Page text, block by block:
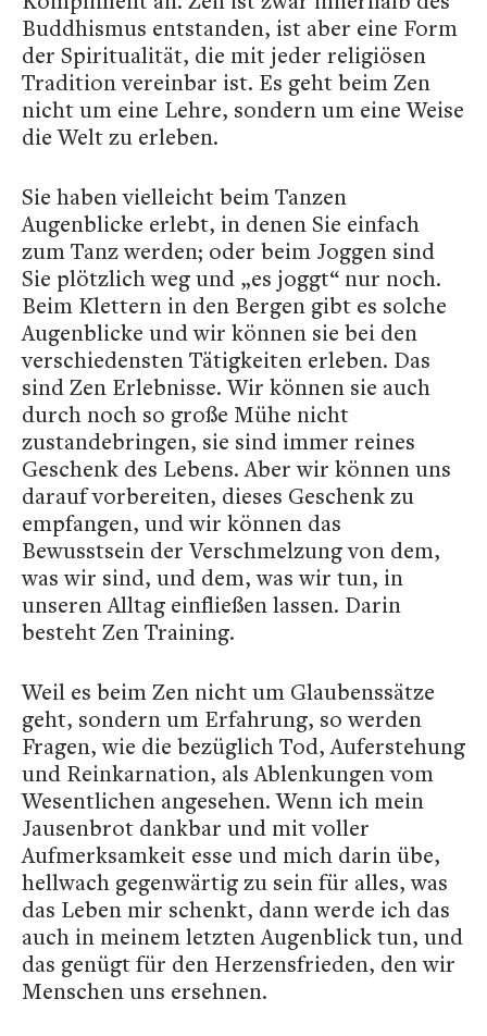
Buddhismus entstanden, ist aber eine Form
der Spiritualität, die mit jeder religiösen
Tradition vereinbar ist. Es geht beim Zen
nicht um eine Lehre, sondern um eine Weise
die Welt zu erleben.
Sie haben vielleicht beim Tanzen
Augenblicke erlebt, in denen Sie einfach
zum Tanz werden; oder beim Joggen sind
Sie plötzlich weg und „es joggt“ nur noch.
Beim Klettern in den Bergen gibt es solche
Augenblicke und wir können sie bei den
verschiedensten Tätigkeiten erleben. Das
sind Zen Erlebnisse. Wir können sie auch
durch noch so große Mühe nicht
zustandebringen, sie sind immer reines
Geschenk des Lebens. Aber wir können uns
darauf vorbereiten, dieses Geschenk zu
empfangen, und wir können das
Bewusstsein der Verschmelzung von dem,
was wir sind, und dem, was wir tun, in
unseren Alltag einfließen lassen. Darin
besteht Zen Training.
Weil es beim Zen nicht um Glaubenssätze
geht, sondern um Erfahrung, so werden
Fragen, wie die bezüglich Tod, Auferstehung
und Reinkarnation, als Ablenkungen vom
Wesentlichen angesehen. Wenn ich mein
Jausenbrot dankbar und mit voller
Aufmerksamkeit esse und mich darin übe,
hellwach gegenwärtig zu sein für alles, was
das Leben mir schenkt, dann werde ich das
auch in meinem letzten Augenblick tun, und
das genügt für den Herzensfrieden, den wir
Menschen uns ersehnen.